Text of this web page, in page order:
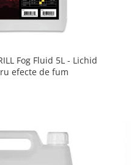
Fog Fluid 5L - Lichid
efecte de fum